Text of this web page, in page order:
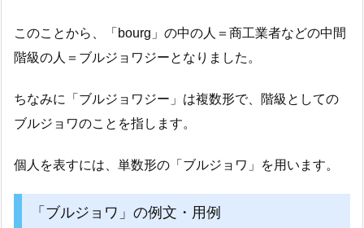
このことから、「bourg」の中の人＝商工業者などの中間
階級の人＝ブルジョワジーとなりました。
ちなみに「ブルジョワジー」は複数形で、階級としての
ブルジョワのことを指します。
個人を表すには、単数形の「ブルジョワ」を用います。
「ブルジョワ」の例文・用例